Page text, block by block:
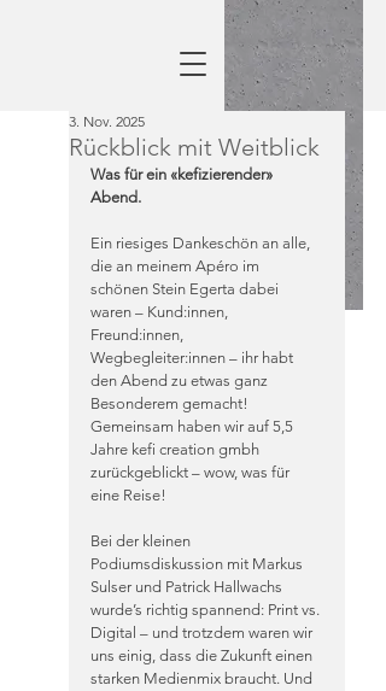
Rückblick mit Weitblick
3. Nov. 2025
Was für ein «kefizierender»
Abend.
Ein riesiges Dankeschön an alle,
die an meinem Apéro im
schönen Stein Egerta dabei
waren – Kund:innen,
Freund:innen,
Wegbegleiter:innen – ihr habt
den Abend zu etwas ganz
Besonderem gemacht!
Gemeinsam haben wir auf 5,5
Jahre kefi creation gmbh
zurückgeblickt – wow, was für
eine Reise!
Bei der kleinen
Podiumsdiskussion mit Markus
Sulser und Patrick Hallwachs
wurde’s richtig spannend: Print vs.
Digital – und trotzdem waren wir
uns einig, dass die Zukunft einen
starken Medienmix braucht. Und